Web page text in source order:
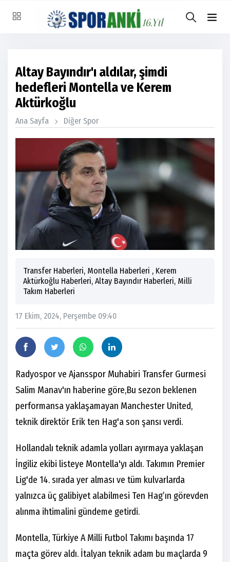
Altay Bayındır'ı aldılar, şimdi
hedefleri Montella ve Kerem
Aktürkoğlu
Ana Sayfa Diğer Spor
Transfer Haberleri, Montella Haberleri , Kerem
Aktürkoğlu Haberleri, Altay Bayındır Haberleri, Milli
Takım Haberleri
17 Ekim, 2024, Perşembe 09:40
Radyospor ve Ajansspor Muhabiri Transfer Gurmesi
Salim Manav'ın haberine göre,Bu sezon beklenen
performansa yaklaşamayan Manchester United,
teknik direktör Erik ten Hag'a son şansı verdi.
Hollandalı teknik adamla yolları ayırmaya yaklaşan
İngiliz ekibi listeye Montella'yı aldı. Takımın Premier
Lig'de 14. sırada yer alması ve tüm kulvarlarda
yalnızca üç galibiyet alabilmesi Ten Hag’ın görevden
alınma ihtimalini gündeme getirdi.
Montella, Türkiye A Milli Futbol Takımı başında 17
maçta görev aldı. İtalyan teknik adam bu maçlarda 9